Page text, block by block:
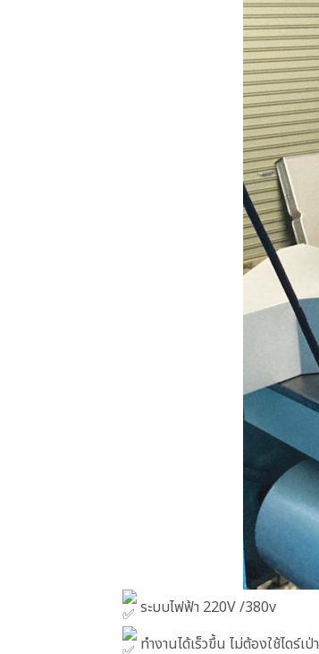
ระบบไฟฟ้า 220V /380v
ทำงานได้เร็วขึ้น ไม่ต้องใช้ไดร์เป่า